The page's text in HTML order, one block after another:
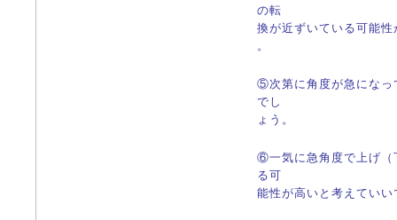
の転
換が近ずいている可能
。
⑤次第に角度が急にな
でし
ょう。
⑥一気に急角度で上げ（
る可
能性が高いと考えていい